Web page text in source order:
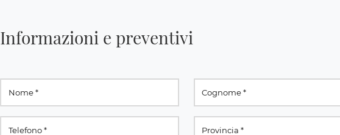
Informazioni e preventivi